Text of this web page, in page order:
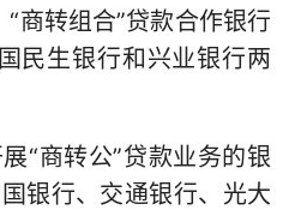
商转组合”贷款合作银行
民生银行和兴业银行两
“商转公”贷款业务的银
银行、交通银行、光大